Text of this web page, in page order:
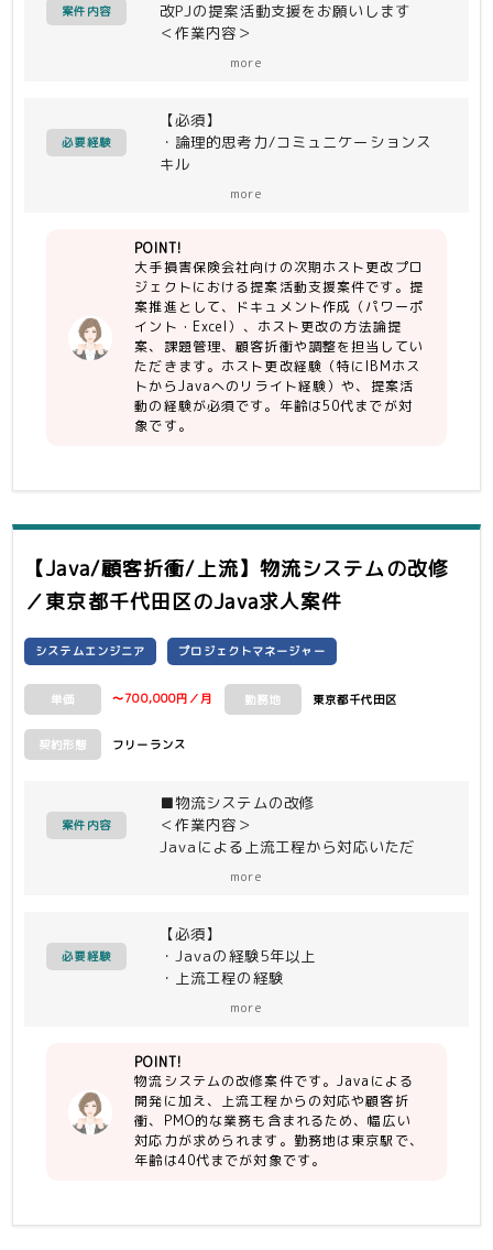
案件内容
改PJの提案活動支援をお願いします
＜作業内容＞
・課題管理
・顧客折衝、調整
more
必要経験
【必須】
・論理的思考力/コミュニケーションス
キル
・提案活動の経験
more
POINT!
大手損害保険会社向けの次期ホスト更改プロ
ジェクトにおける提案活動支援案件です。提
案推進として、ドキュメント作成（パワーポ
イント・Excel）、ホスト更改の方法論提
案、課題管理、顧客折衝や調整を担当してい
ただきます。ホスト更改経験（特にIBMホス
トからJavaへのリライト経験）や、提案活
動の経験が必須です。年齢は50代までが対
象です。
【Java/顧客折衝/上流】物流システムの改修
／東京都千代田区のJava求人案件
システムエンジニア プロジェクトマネージャー
単価 〜700,000円／月 勤務地 東京都千代田区
契約形態 フリーランス
案件内容
■物流システムの改修
＜作業内容＞
Javaによる上流工程から対応いただ
more
必要経験
【必須】
・Javaの経験5年以上
・上流工程の経験
more
POINT!
物流システムの改修案件です。Javaによる
開発に加え、上流工程からの対応や顧客折
衝、PMO的な業務も含まれるため、幅広い
対応力が求められます。勤務地は東京駅で、
年齢は40代までが対象です。